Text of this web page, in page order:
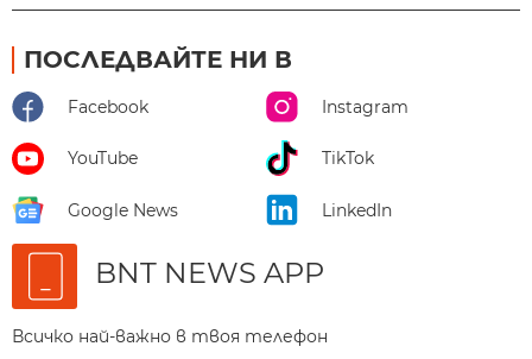
ПОСЛЕДВАЙТЕ НИ В
Facebook Instagram
YouTube TikTok
Google News LinkedIn
BNT NEWS APP
Всичко най-важно в твоя телефон